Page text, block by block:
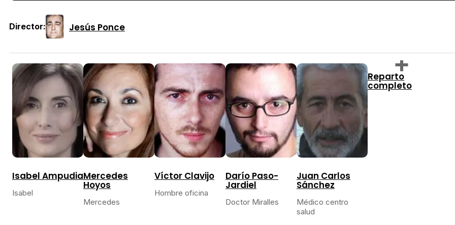
Director: Jesús Ponce
Isabel Ampudia
Isabel
Mercedes
Hoyos
Mercedes
Víctor Clavijo
Hombre oficina
Darío Paso-
Jardiel
Doctor Miralles
Juan Carlos
Sánchez
Médico centro
salud
Reparto
completo